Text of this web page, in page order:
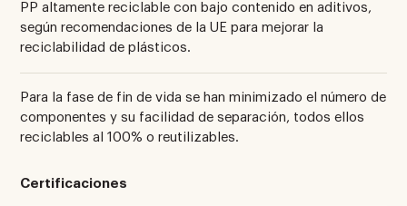
PP altamente reciclable con bajo contenido en aditivos,
según recomendaciones de la UE para mejorar la
reciclabilidad de plásticos.
Para la fase de fin de vida se han minimizado el número de
componentes y su facilidad de separación, todos ellos
reciclables al 100% o reutilizables.
Certificaciones